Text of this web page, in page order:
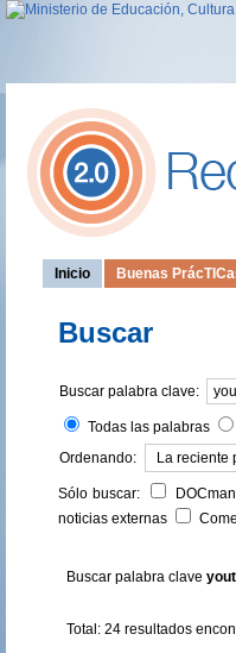
Inicio Buenas
Buscar
Buscar palabra clave:
Todas las palabras
Ordenando:
Sólo buscar: DOCman
noticias externas
Buscar palabra clave
Total: 24 resultados